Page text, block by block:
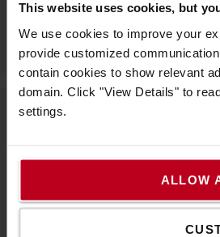
This website uses cookies, but
We use cookies to improve your
provide customized
contain cookies to show relevant
domain. Click "View Details" to
settings.
ALLOW
Miért vásároljunk Toyotát